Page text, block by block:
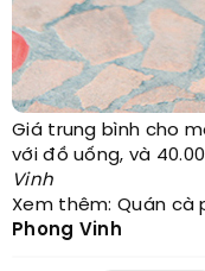
Giá trung bình cho
với đồ uống, và
Vinh
Xem thêm: Quán cà
Phong Vinh